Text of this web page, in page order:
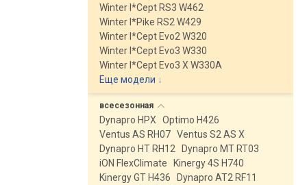
Winter I*Cept RS3 W462
Winter I*Pike RS2 W429
Winter I*Cept Evo2 W320
Winter I*Cept Evo3 W330
Winter I*Cept Evo3 X W330A
Еще модели ↓
всесезонная
Dynapro HPX
Optimo H426
Ventus AS RH07 Ventus S2 AS X
Dynapro HT RH12
Dynapro MT RT03
iON FlexClimate
Kinergy 4S H740
Kinergy GT H436
Dynapro AT2 RF11